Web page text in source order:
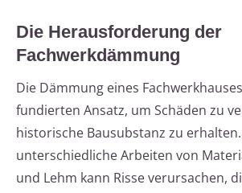
Die Herausforderung der
Fachwerkdämmung
Die Dämmung eines
fundierten Ansatz, um Schäden zu
historische Bausubstanz zu
unterschiedliche Arbeiten von
und Lehm kann Risse verursachen,